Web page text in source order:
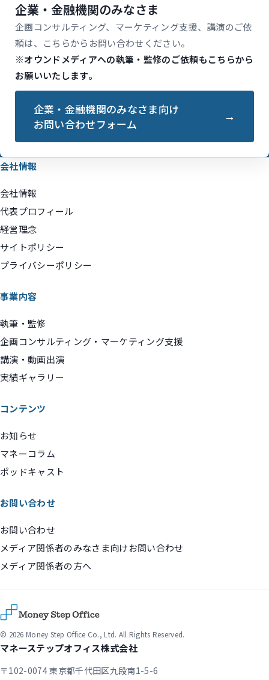
企業・金融機関のみなさま
企画コンサルティング、マーケティング支援、講演のご依
頼は、こちらからお問い合わせください。
※オウンドメディアへの執筆・監修のご依頼もこちらから
お願いいたします。
企業・金融機関のみなさま向け
お問い合わせフォーム
会社情報
会社情報
代表プロフィール
経営理念
サイトポリシー
プライバシーポリシー
事業内容
執筆・監修
企画コンサルティング・マーケティング支援
講演・動画出演
実績ギャラリー
コンテンツ
お知らせ
マネーコラム
ポッドキャスト
お問い合わせ
お問い合わせ
メディア関係者のみなさま向けお問い合わせ
メディア関係者の方へ
© 2026 Money Step Office Co., Ltd. All Rights Reserved.
マネーステップオフィス株式会社
〒102-0074 東京都千代田区九段南1-5-6